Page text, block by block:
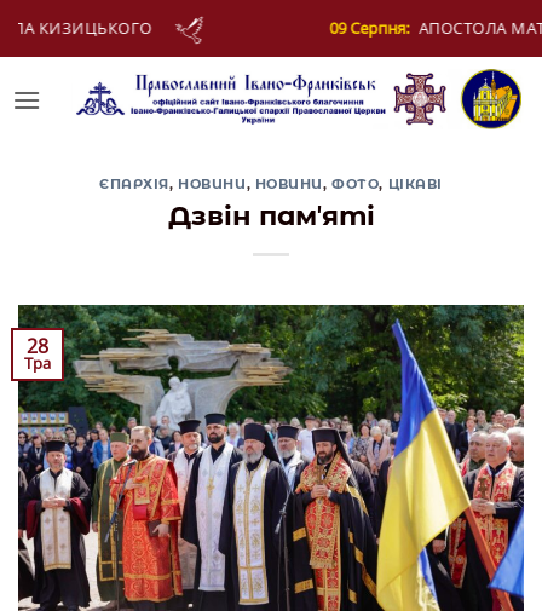
АПОСТОЛА МАТФІЯ 11 Серпня:
ЄПАРХІЯ, НОВИНИ, НОВИНИ,ФОТО, ЦІКАВІ
Дзвін памʼяті
28
Тра